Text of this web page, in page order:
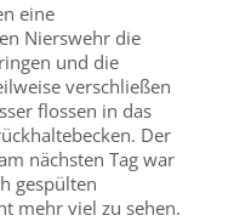
eine
Nierswehr die
und die
verschließen
flossen in das
Der
nächsten Tag war
gespülten
mehr viel zu sehen.